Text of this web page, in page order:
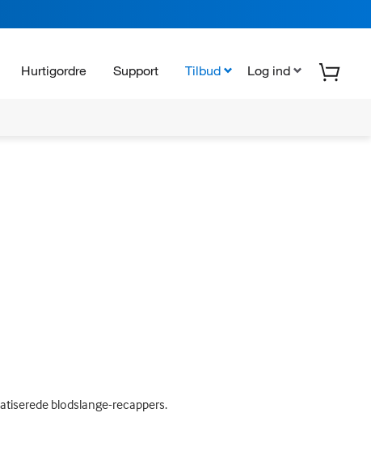
Hurtigordre Support Tilbud Log ind
blodslange-recappers.